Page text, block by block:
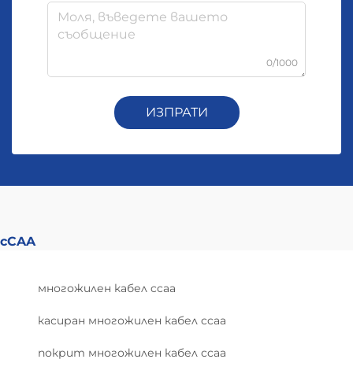
0/1000
ИЗПРАТИ
cCAA
многожилен кабел ccaa
касиран многожилен кабел ccaa
покрит многожилен кабел ccaa